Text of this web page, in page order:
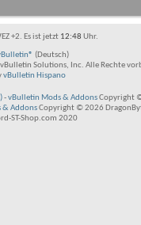
+2. Es ist jetzt 12:48 Uhr.
(Deutsch)
Solutions, Inc. Alle Rechte
vBulletin Hispano
-vBulletin Mods & AddonsCopyright ©
& AddonsCopyright © 2026
ST-Shop.com 2020